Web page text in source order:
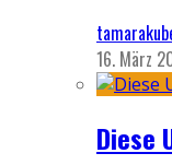
16. März
Diese